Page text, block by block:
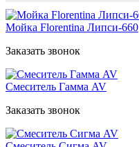
Мойка Florentina Липси-660
Заказать звонок
Смеситель Гамма AV
Заказать звонок